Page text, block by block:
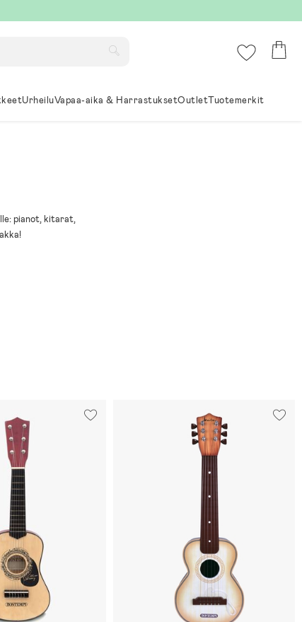
UrheiluVapaa-aika & HarrastuksetOutletTuotemerkit
pianot, kitarat,